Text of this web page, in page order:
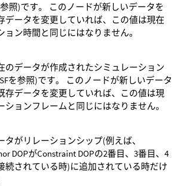
照)です。 このノードが新しいデータを
データを変更していれば、この値は現在
ョン時間と同じにはなりません。
のデータが作成されたシミュレーション
を参照)です。 このノードが新しいデータ
存データを変更していれば、この値は現
ションフレームと同じにはなりません。
タがリレーションシップ(例えば、
DOPがConstraint DOPの2番目、3番目、4
続されている時)に追加されている時だけ